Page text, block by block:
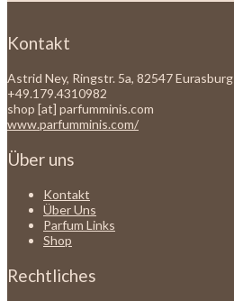
Kontakt
Astrid Ney, Ringstr. 5a, 82547 Eurasburg
+49.179.4310982
shop [at] parfumminis.com
www.parfumminis.com/
Über uns
Kontakt
Über Uns
Parfum Links
Shop
Rechtliches